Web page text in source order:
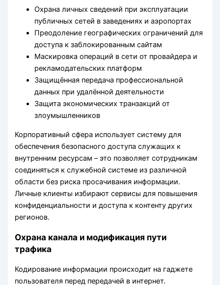
Охрана личных сведений при эксплуатации
публичных сетей в заведениях и аэропортах
Преодоление географических ограничений для
доступа к заблокированным сайтам
Маскировка операций в сети от провайдера и
рекламодательских платформ
Защищённая передача профессиональной
данных при удалённой деятельности
Защита экономических транзакций от
злоумышленников
Корпоративный сфера использует систему для
обеспечения безопасного доступа служащих к
внутренним ресурсам – это позволяет сотрудникам
соединяться к служебной системе из различной
области без риска просачивания информации.
Личные клиенты избирают сервисы для повышения
конфиденциальности и доступа к контенту других
регионов.
Охрана канала и модификация пути
трафика
Кодирование информации происходит на гаджете
пользователя перед передачей в интернет.